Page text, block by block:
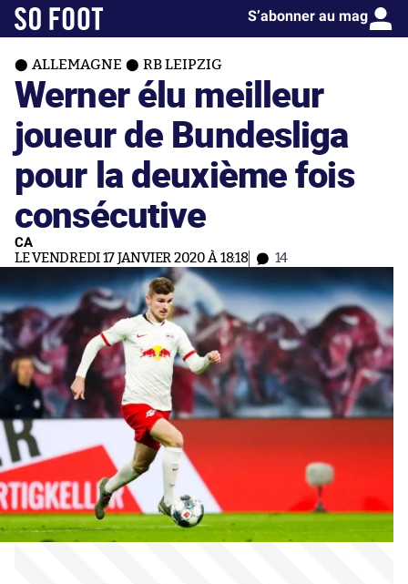
S’abonner au mag
ALLEMAGNE RB LEIPZIG
Werner élu meilleur
joueur de Bundesliga
pour la deuxième fois
consécutive
CA
LE VENDREDI 17 JANVIER 2020 À 18:18 14